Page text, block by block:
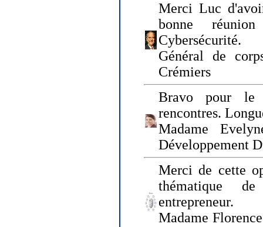
Merci Luc
bonne
Cybersécurité.
Général de
Crémiers
Bravo pour le
rencontres.
Madame
Développement
Merci de cette
thématique
entrepreneur.
Madame